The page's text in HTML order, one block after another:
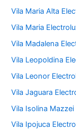
Vila Maria Alta
Vila Maria
Vila Madalena
Vila Leopoldina
Vila Leonor
Vila Jaguara
Vila Isolina
Vila Ipojuca